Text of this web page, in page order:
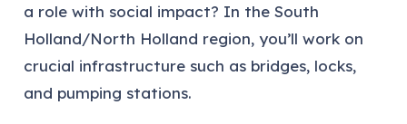
a role with social impact? In the South
Holland/North Holland region, you’ll work on
crucial infrastructure such as bridges, locks,
and pumping stations.